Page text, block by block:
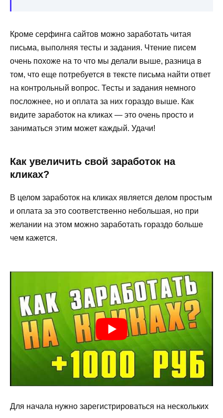
Кроме серфинга сайтов можно заработать читая
письма, выполняя тесты и задания. Чтение писем
очень похоже на то что мы делали выше, разница в
том, что еще потребуется в тексте письма найти ответ
на контрольный вопрос. Тесты и задания немного
посложнее, но и оплата за них гораздо выше. Как
видите заработок на кликах — это очень просто и
заниматься этим может каждый. Удачи!
Как увеличить свой заработок на
кликах?
В целом заработок на кликах является делом простым
и оплата за это соответственно небольшая, но при
желании на этом можно заработать гораздо больше
чем кажется.
Для начала нужно зарегистрироваться на нескольких